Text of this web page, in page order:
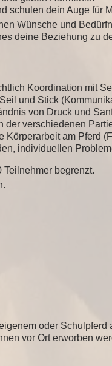
schulen dein Auge für
Wünsche und
deine Beziehung zu
Koordination mit
und Stick
von Druck und
der verschiedenen
Körperarbeit am Pferd
individuellen
Teilnehmer begrenzt.
oder
vor Ort erworben